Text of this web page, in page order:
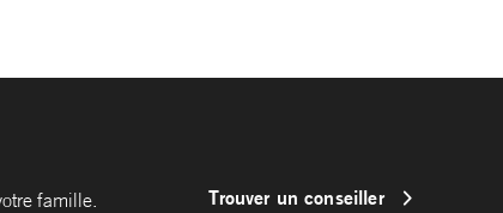
famille. Trouver un conseiller